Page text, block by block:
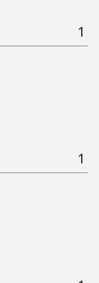
1
1